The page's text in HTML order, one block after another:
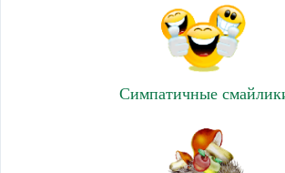
Симпатичные